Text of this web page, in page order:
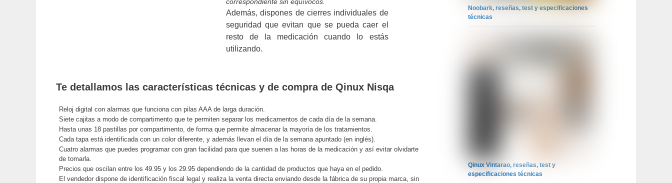
Además, dispones de cierres individuales de
seguridad que evitan que se pueda caer el
resto de la medicación cuando lo estás
utilizando.
Te detallamos las características técnicas y de compra de Qinux Nisqa
Reloj digital con alarmas que funciona con pilas AAA de larga duración.
Siete cajitas a modo de compartimento que te permiten separar los medicamentos de cada día de la semana.
Hasta unas 18 pastillas por compartimento, de forma que permite almacenar la mayoría de los tratamientos.
Cada tapa está identificada con un color diferente, y además llevan el día de la semana apuntado (en inglés).
Cuatro alarmas que puedes programar con gran facilidad para que suenen a las horas de la medicación y así evitar olvidarte
de tomarla.
Precios que oscilan entre los 49.95 y los 29.95 dependiendo de la cantidad de productos que haya en el pedido.
El vendedor dispone de identificación fiscal legal y realiza la venta directa enviando desde la fábrica de su propia marca, sin
Noobark, reseñas, test y especificaciones
técnicas
Qinux Vintarao, reseñas, test y
especificaciones técnicas